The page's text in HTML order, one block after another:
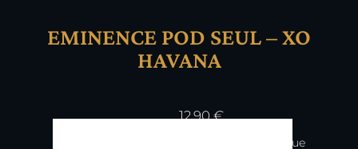
EMINENCE POD SEUL – XO
HAVANA
12,90€
Le cigare électronique